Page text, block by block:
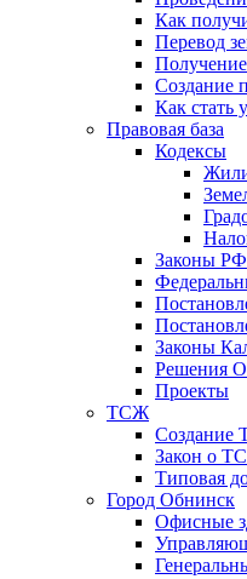
Как
Перевод
Создание
Как стать
Правовая база
Кодексы
Законы РФ
Законы
Решения
Проекты
ТСЖ
Создание
Закон о
Типовая
Город Обнинск
Офисные